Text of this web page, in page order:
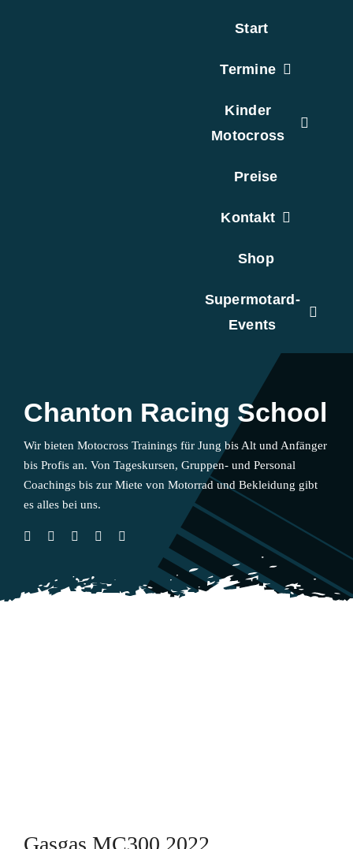
Start
Termine
Kinder
Motocross
Preise
Kontakt
Shop
Supermotard-
Events
Chanton Racing School
Wir bieten Motocross Trainings für Jung bis Alt und Anfänger
bis Profis an. Von Tageskursen, Gruppen- und Personal
Coachings bis zur Miete von Motorrad und Bekleidung gibt
es alles bei uns.
Gasgas MC300 2022